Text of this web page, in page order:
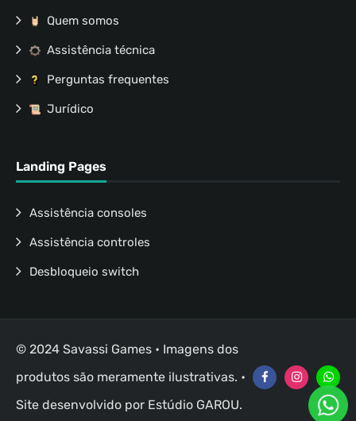
Quem somos
Assistência técnica
Perguntas frequentes
Jurídico
Landing Pages
Assistência consoles
Assistência controles
Desbloqueio switch
© 2024 Savassi Games • Imagens dos
produtos são meramente ilustrativas. •
Site desenvolvido por Estúdio GAROU.